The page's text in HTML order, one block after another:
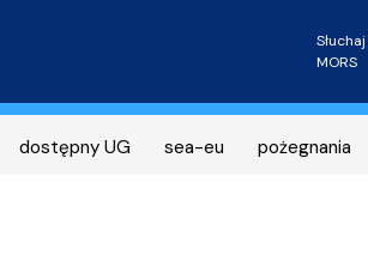
MORS
dostępny UG sea-eu pożegnania